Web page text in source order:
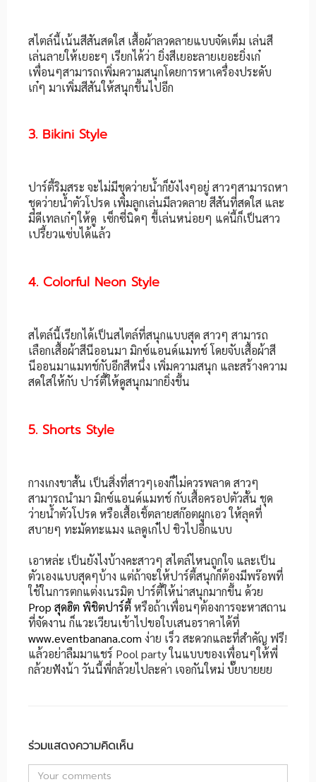
สไตล์นี้เน้นสีสันสดใส เสื้อผ้าลวดลายแบบจัดเต็ม เล่นสี
เล่นลายให้เยอะๆ เรียกได้ว่า ยิ่งสีเยอะลายเยอะยิ่งเก๋
เพื่อนๆสามารถเพิ่มความสนุกโดยการหาเครื่องประดับ
เก๋ๆ มาเพิ่มสีสันให้สนุกขึ้นไปอีก
3. Bikini Style
ปาร์ตี้ริมสระ จะไม่มีชุดว่ายน้ำก็ยังไงๆอยู่ สาวๆสามารถหา
ชุดว่ายน้ำตัวโปรด เพิ่มลูกเล่นมีลวดลาย สีสันที่สดใส และ
มีดีเทลเก๋ๆให้ดู เซ็กซี่นิดๆ ขี้เล่นหน่อยๆ แค่นี้ก็เป็นสาว
เปรี้ยวแซ่บได้แล้ว
4. Colorful Neon Style
สไตล์นี้เรียกได้เป็นสไตล์ที่สนุกแบบสุด สาวๆ สามารถ
เลือกเสื้อผ้าสีนีออนมา มิกซ์แอนด์แมทช์ โดยจับเสื้อผ้าสี
นีออนมาแมทช์กับอีกสีหนึ่ง เพิ่มความสนุก และสร้างความ
สดใสให้กับ ปาร์ตี้ให้ดูสนุกมากยิ่งขึ้น
5. Shorts Style
กางเกงขาสั้น เป็นสิ่งที่สาวๆเองก็ไม่ควรพลาด สาวๆ
สามารถนำมา มิกซ์แอนด์แมทช์ กับเสื้อครอปตัวสั้น ชุด
ว่ายน้ำตัวโปรด หรือเสื้อเชิ้ตลายสก๊อตผูกเอว ให้ลุคที่
สบายๆ ทะมัดทะแมง แลดูเก๋ไป ชิวไปอีกแบบ
เอาหล่ะ เป็นยังไงบ้างคะสาวๆ สไตล์ไหนถูกใจ และเป็น
ตัวเองแบบสุดๆบ้าง แต่ถ้าจะให้ปาร์ตี้สนุกก็ต้องมีพร๊อพที่
ใช้ในการตกแต่งเนรมิต ปาร์ตี้ให้น่าสนุกมากขึ้น ด้วย
Prop สุดฮิต พิชิตปาร์ตี้หรือถ้าเพื่อนๆต้องการจะหาสถาน
ที่จัดงาน ก็แวะเวียนเข้าไปขอใบเสนอราคาได้ที่
www.eventbanana.com ง่าย เร็ว สะดวกและที่สำคัญ ฟรี!
แล้วอย่าลืมมาแชร์ Pool party ในแบบของเพื่อนๆให้พี่
กล้วยฟังน้า วันนี้พี่กล้วยไปละค่า เจอกันใหม่ บั๊ยบายยย
ร่วมแสดงความคิดเห็น